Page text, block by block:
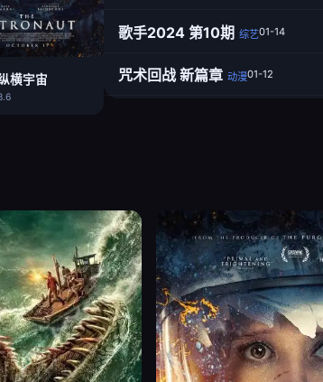
横宇宙
歌手2024 第10期 综艺01-14
咒术回战 新篇章 动漫01-12